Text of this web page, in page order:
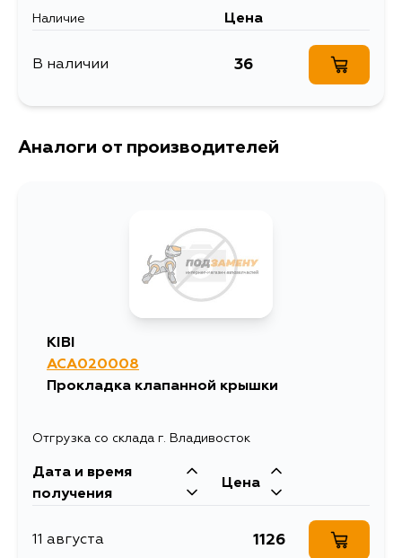
Наличие Цена
В наличии 36
Аналоги от производителей
KIBI
ACA020008
Прокладка клапанной крышки
Отгрузка со склада г. Владивосток
Дата и время
получения
Цена
11 августа 1126